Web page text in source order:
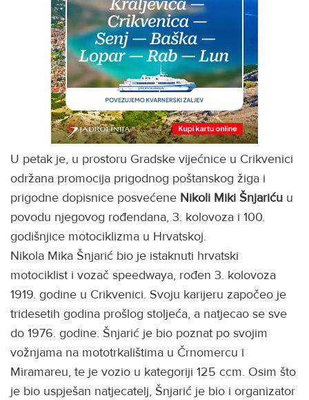
U petak je, u prostoru Gradske vijećnice u Crikvenici
održana promocija prigodnog poštanskog žiga i
prigodne dopisnice posvećene Nikoli Miki Šnjariću u
povodu njegovog rođendana, 3. kolovoza i 100.
godišnjice motociklizma u Hrvatskoj.
Nikola Mika Šnjarić bio je istaknuti hrvatski
motociklist i vozač speedwaya, rođen 3. kolovoza
1919. godine u Crikvenici. Svoju karijeru započeo je
tridesetih godina prošlog stoljeća, a natjecao se sve
do 1976. godine. Šnjarić je bio poznat po svojim
vožnjama na mototrkalištima u Črnomercu i
Miramareu, te je vozio u kategoriji 125 ccm. Osim što
je bio uspješan natjecatelj, Šnjarić je bio i organizator